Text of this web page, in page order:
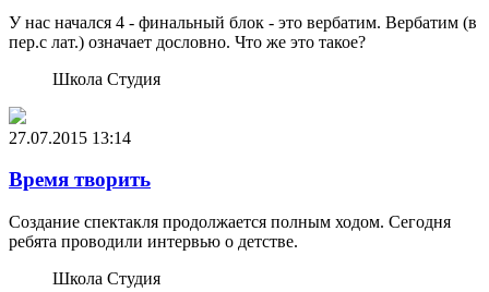
У нас начался 4 - финальный блок - это вербатим. Вербатим (в
пер.с лат.) означает дословно. Что же это такое?
Школа Студия
27.07.2015 13:14
Время творить
Создание спектакля продолжается полным ходом. Сегодня
ребята проводили интервью о детстве.
Школа Студия